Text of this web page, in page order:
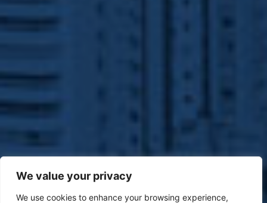
We value your privacy
We use cookies to enhance your browsing experience,